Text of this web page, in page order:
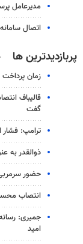
مدیرعامل
اتصال
پربازدیدترین ها
زمان
قالیباف
گفت
ترامپ: فشار
ذوالقدر به
حضور
انتصاب
جمیری:
امید